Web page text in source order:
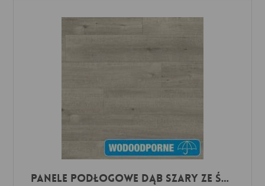
Panele Podłogowe Dąb Szary ze śladami cięcia piłą IMU1858 AC5 12 mm